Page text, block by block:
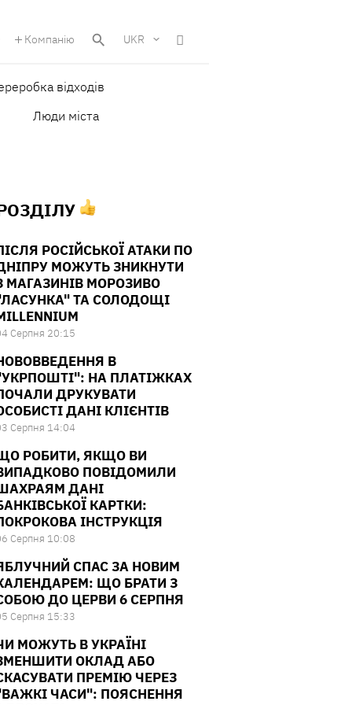
Компанію UKR
відходів
Люди міста
РОСІЙСЬКОЇ АТАКИ ПО
МОЖУТЬ ЗНИКНУТИ
МАГАЗИНІВ МОРОЗИВО
ТА СОЛОДОЩІ
Серпня 20:15
В
НА ПЛАТІЖКАХ
ДРУКУВАТИ
ДАНІ КЛІЄНТІВ
Серпня 14:04
РОБИТИ, ЯКЩО ВИ
ПОВІДОМИЛИ
ДАНІ
КАРТКИ:
ІНСТРУКЦІЯ
Серпня 10:08
СПАС ЗА НОВИМ
ЩО БРАТИ З
ДО ЦЕРВИ 6 СЕРПНЯ
Серпня 15:33
МОЖУТЬ В УКРАЇНІ
ОКЛАД АБО
ПРЕМІЮ ЧЕРЕЗ
ЧАСИ": ПОЯСНЕННЯ